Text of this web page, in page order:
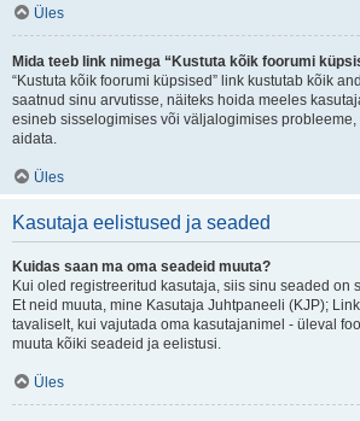
Üles
Mida teeb link nimega “Kustuta kõik foorumi
“Kustuta kõik foorumi küpsised” link kustutab kõik
saatnud sinu arvutisse, näiteks hoida meeles
esineb sisselogimises või väljalogimises probleeme,
aidata.
Üles
Kasutaja eelistused ja seaded
Kuidas saan ma oma seadeid muuta?
Kui oled registreeritud kasutaja, siis sinu seaded on
Et neid muuta, mine Kasutaja Juhtpaneeli (KJP);
tavaliselt, kui vajutada oma kasutajanimel - üleval
muuta kõiki seadeid ja eelistusi.
Üles